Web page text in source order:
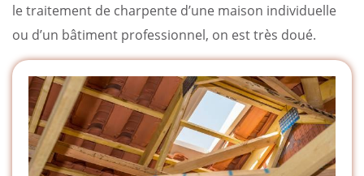
le traitement de charpente d’une maison individuelle
ou d’un bâtiment professionnel, on est très doué.